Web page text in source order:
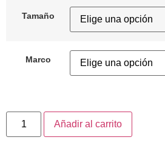
Tamaño
Marco
Añadir al carrito